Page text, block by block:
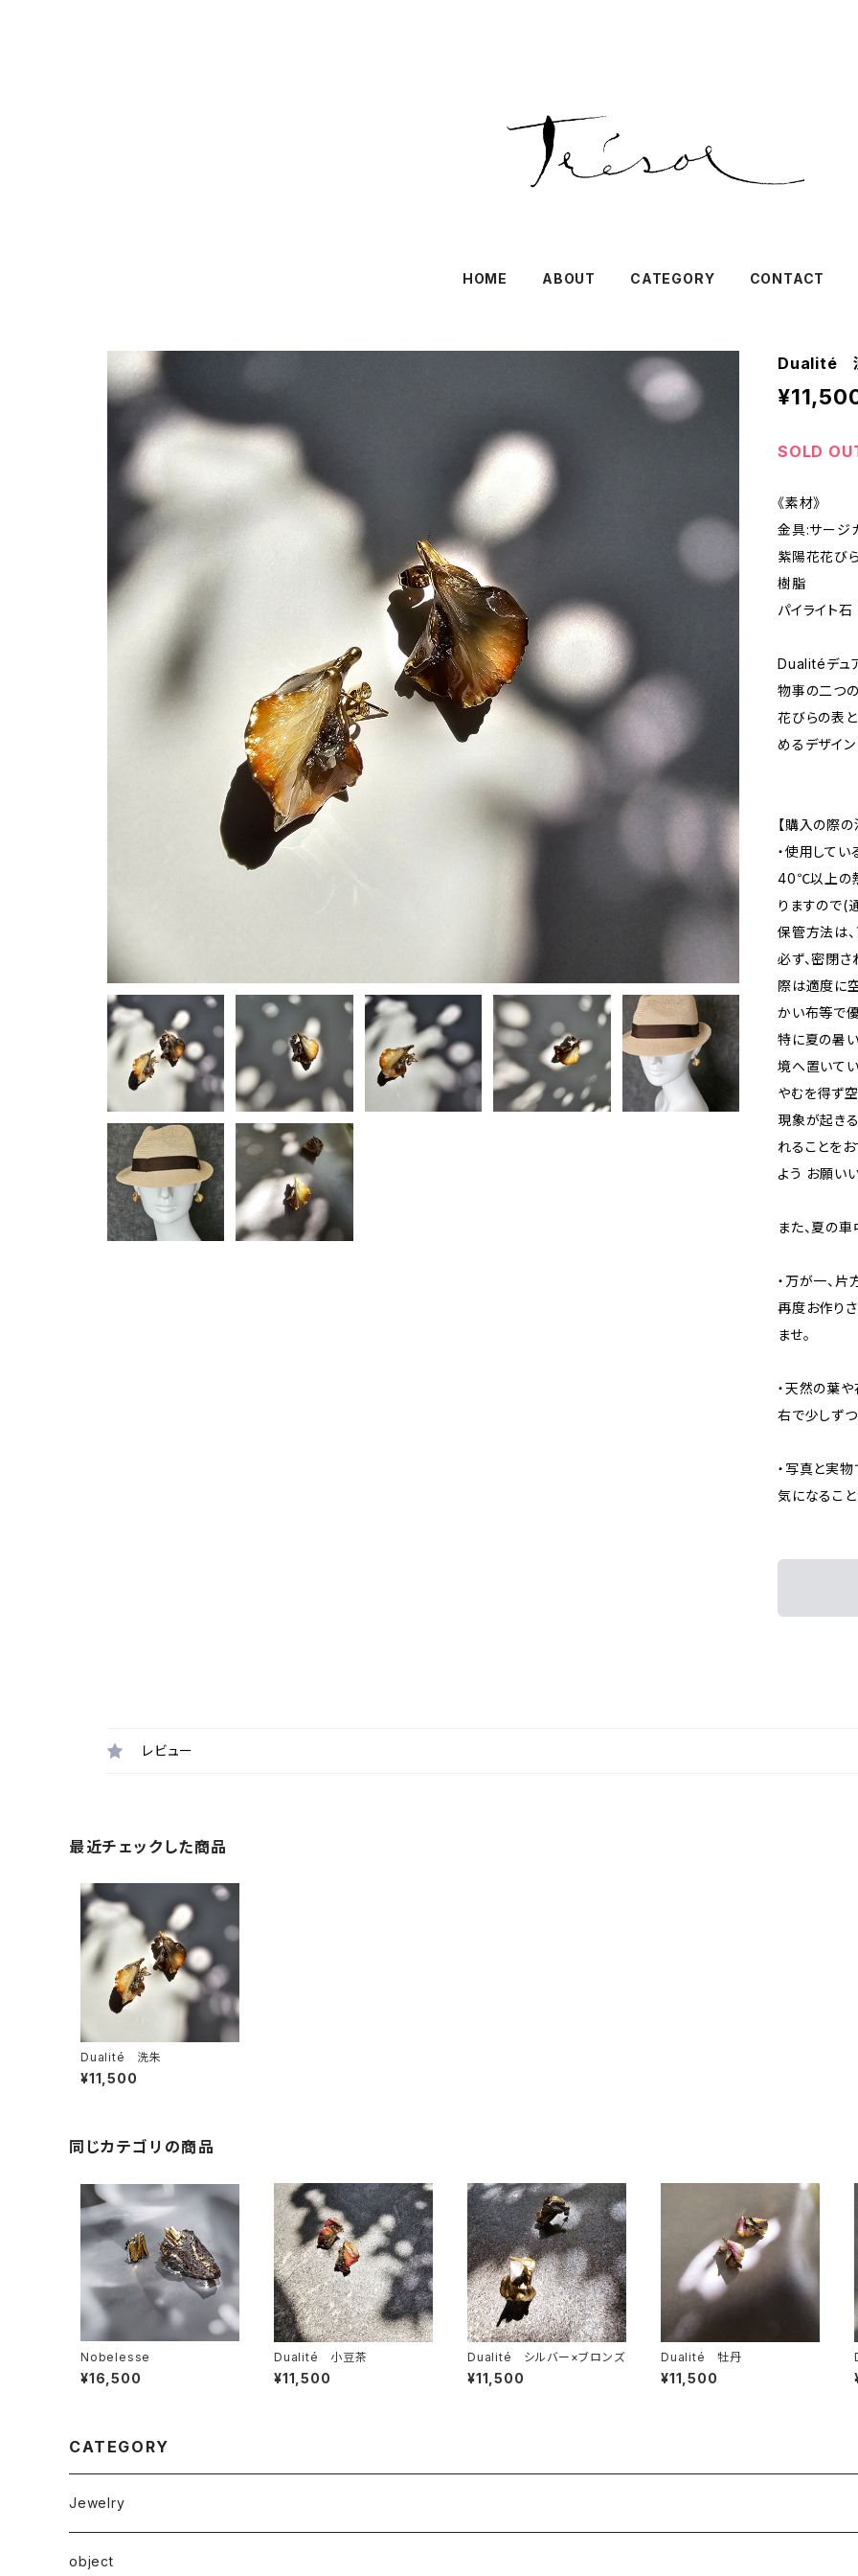
HOME ABOUT CATEGORY CONTACT
Dualité
SOLD
《素材》
金具:サージ
紫陽花花び
樹脂
パイライト石
Dualitéデュ
物事の二つ
花びらの表
めるデザイン
【購入の際
・使用して
40℃以上の
りますので(
保管方法は
必ず、密閉
際は適度に
かい布等で
特に夏の暑
境へ置いて
やむを得ず
現象が起き
れることを
よう お願い
また、夏の
・万が一、
再度お作り
ませ。
・天然の葉
右で少しず
・写真と実
気になるこ
レビュー
最近チェックした商品
Dualité 洗朱
¥11,500
同じカテゴリの商品
Nobelesse
¥16,500
Dualité 小豆茶
¥11,500
Dualité シルバー×ブロンズ
¥11,500
Dualité 牡丹
¥11,500
CATEGORY
Jewelry
ピアス
object